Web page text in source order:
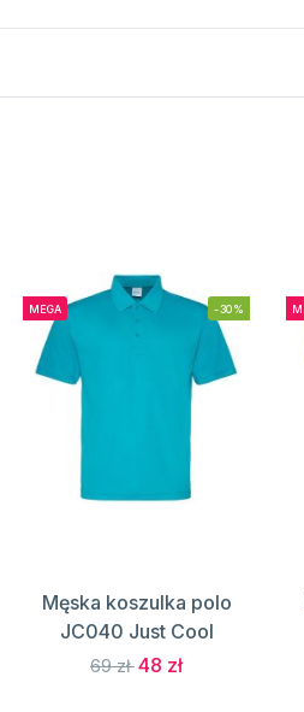
MEGA -30%
Męska koszulka polo
JC040 Just Cool
69 zł48 zł